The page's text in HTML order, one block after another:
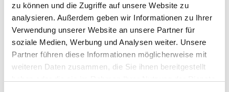
zu können und die Zugriffe auf unsere Website zu
analysieren. Außerdem geben wir Informationen zu Ihrer
Verwendung unserer Website an unsere Partner für
soziale Medien, Werbung und Analysen weiter. Unsere
Partner führen diese Informationen möglicherweise mit
weiteren Daten zusammen, die Sie ihnen bereitgestellt
STRATIC CONNECT NFC-Chip
Adress-Schild, Außentaschen, Teleskopfunktion ,
Tragegriff
Volumen: 105-120 L
Versenktes TSA-Schloss
4 Rollensystem